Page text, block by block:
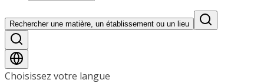
Rechercher une matière, un établissement ou un lieu
Choisissez votre langue